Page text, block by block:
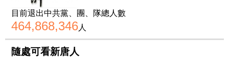
目前退出中共黨、團、隊總人數
464,868,346人
隨處可看新唐人